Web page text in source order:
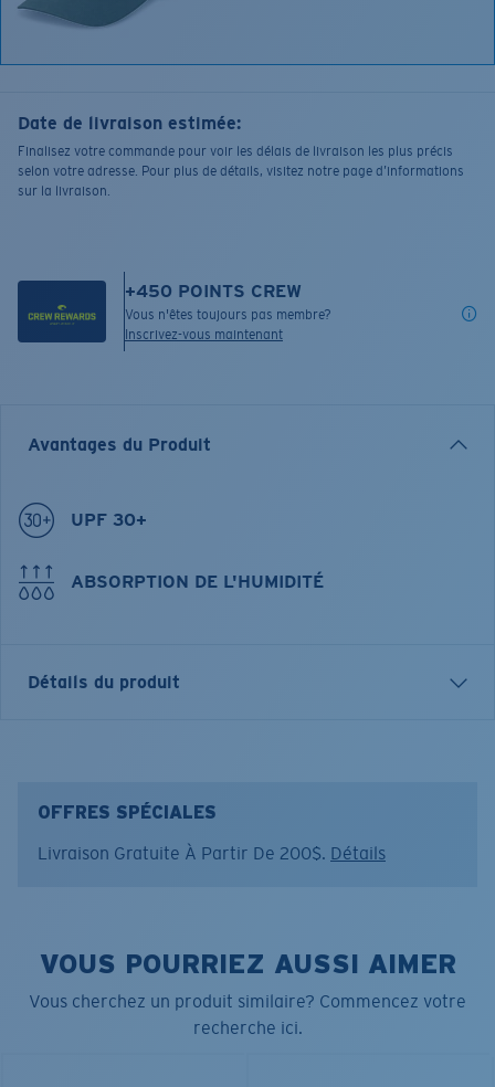
Date de livraison estimée:
Finalisez votre commande pour voir les délais de livraison les plus précis
selon votre adresse. Pour plus de détails, visitez notre page d’informations
sur la livraison.
+450 POINTS CREW
Vous n'êtes toujours pas membre?
Inscrivez-vous maintenant
Avantages du Produit
UPF 30+
ABSORPTION DE L'HUMIDITÉ
Détails du produit
that protection. From simple trucker hats to
lightweight technical fitted hats, each style was built to
seamlessly pair with our sunglasses and apparel.
Couleur:Vert forêt
OFFRES SPÉCIALES
Livraison Gratuite À Partir De 200$. Détails
VOUS POURRIEZ AUSSI AIMER
Vous cherchez un produit similaire? Commencez votre
recherche ici.